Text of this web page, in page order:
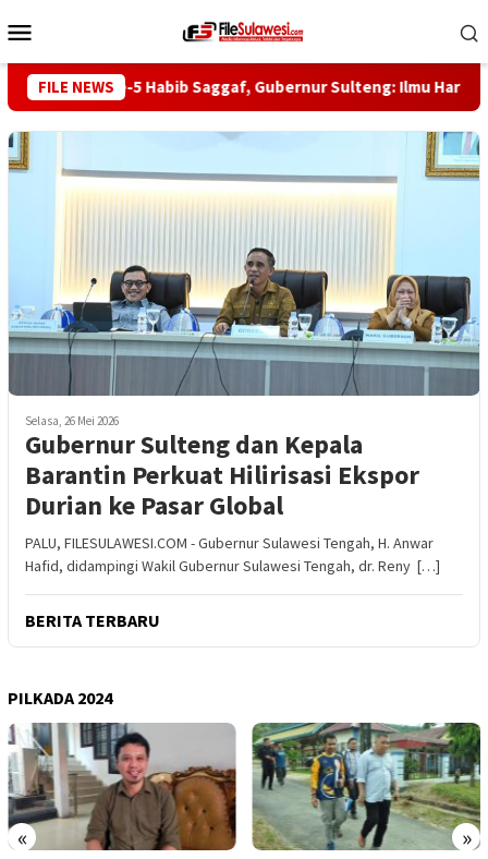
ke
Mobile
FILE NEWS
Haul ke-5 Habib Saggaf, Gubernur Sulteng: Ilmu Harus Jadi
Selasa, 26 Mei 2026
Gubernur Sulteng dan Kepala
Barantin Perkuat Hilirisasi Ekspor
Durian ke Pasar Global
PALU, FILESULAWESI.COM - Gubernur Sulawesi Tengah, H. Anwar
Hafid, didampingi Wakil Gubernur Sulawesi Tengah, dr. Reny […]
BERITA TERBARU
PILKADA 2024
« »